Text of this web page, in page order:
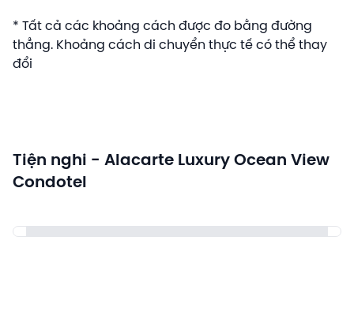
* Tất cả các khoảng cách được đo bằng đường
thẳng. Khoảng cách di chuyển thực tế có thể thay
đổi
Tiện nghi - Alacarte Luxury Ocean View
Condotel